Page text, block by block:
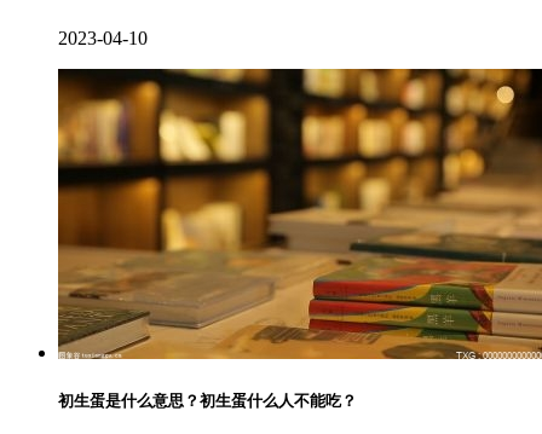
2023-04-10
初生蛋是什么意思？初生蛋什么人不能吃？